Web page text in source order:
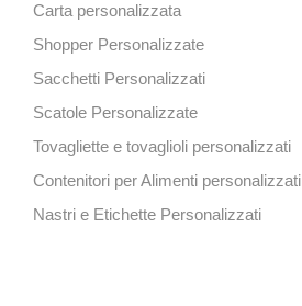
Carta personalizzata
Shopper Personalizzate
Sacchetti Personalizzati
Scatole Personalizzate
Tovagliette e tovaglioli personalizzati
Contenitori per Alimenti personalizzati
Nastri e Etichette Personalizzati